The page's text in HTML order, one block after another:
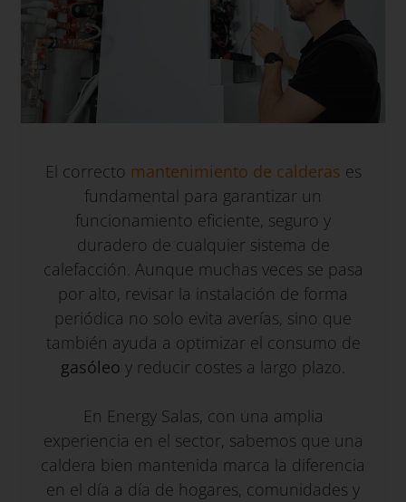
El correcto mantenimiento de calderas es
fundamental para garantizar un
funcionamiento eficiente, seguro y
duradero de cualquier sistema de
calefacción. Aunque muchas veces se pasa
por alto, revisar la instalación de forma
periódica no solo evita averías, sino que
también ayuda a optimizar el consumo de
gasóleo y reducir costes a largo plazo.
En Energy Salas, con una amplia
experiencia en el sector, sabemos que una
caldera bien mantenida marca la diferencia
en el día a día de hogares, comunidades y